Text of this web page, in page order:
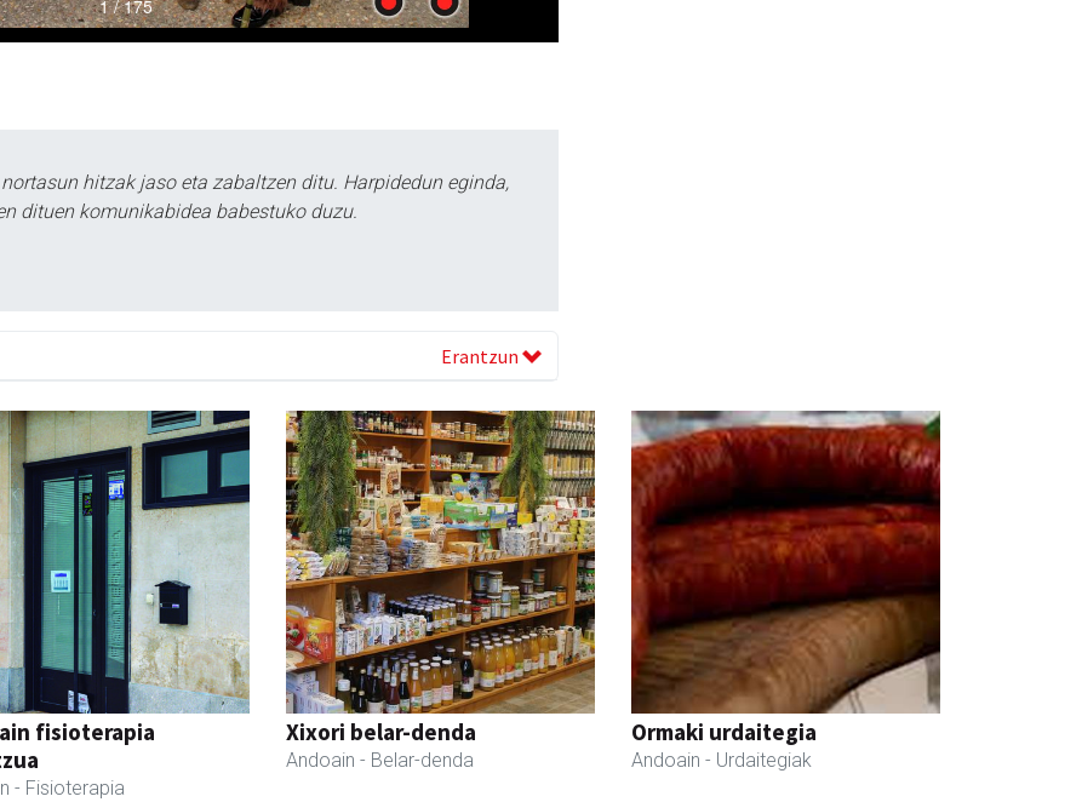
hitzak jaso eta zabaltzen ditu. Harpidedun eginda,
dituen komunikabidea babestuko duzu.
Erantzun
fisioterapia
- Fisioterapia
Xixori belar-denda
Andoain - Belar-denda
Ormaki urdaitegia
Andoain - Urdaitegiak